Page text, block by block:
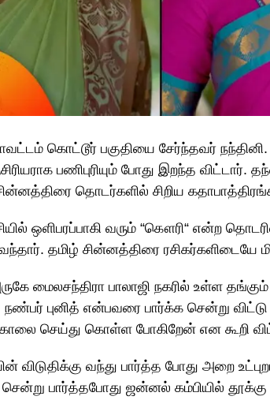
கொட்டூர் பகுதியை சேர்ந்தவர்
பணிபுரியும் போது இறந்த
தொடர்களில் சிறிய
ஒளிபரப்பாகி வரும் “கௌரி“ என்ற
தமிழ் சின்னத்திரை ரசிகர்களிடையே
மைலசந்திரா பாலாஜி நகரில் உள்ள தங்கும்
புனித் என்பவரை பார்க்க சென்று விட்டு
செய்து கொள்ள போகிறேன் என கூறி
விடுதிக்கு வந்து பார்த்த போது அறை
பார்த்தபோது ஜன்னல் கம்பியில் தூக்கு